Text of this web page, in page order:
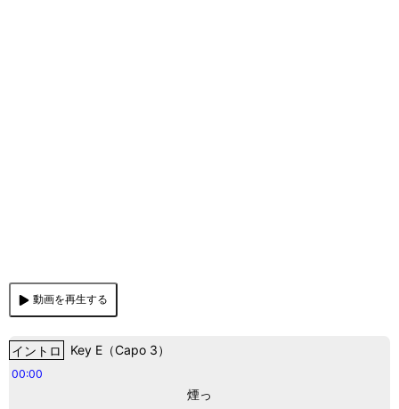
動画を再生する
イントロ Key E（Capo 3）
00:00
煙っ